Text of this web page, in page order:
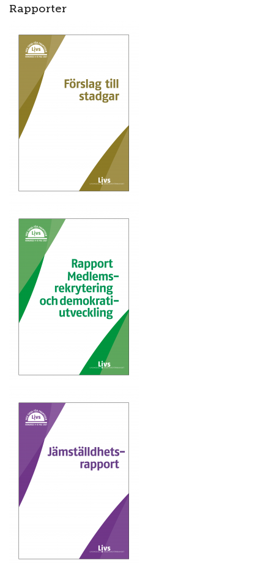
Rapporter